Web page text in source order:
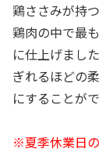
鶏ささみが持
鶏肉の中で最
に仕上げまし
ぎれるほどの
にすることが
※夏季休業日